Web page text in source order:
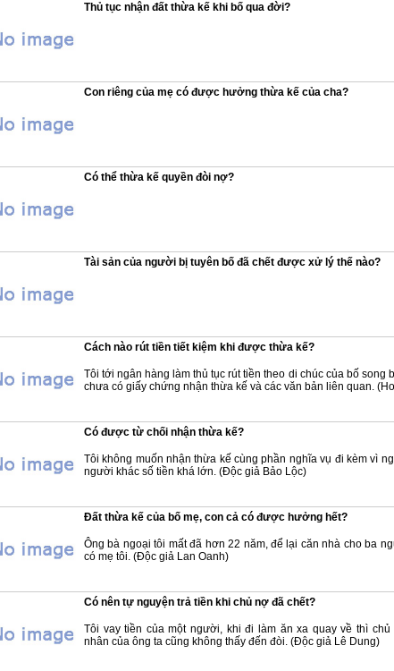
Thủ tục nhận đất thừa kế khi bố qua đời?
Con riêng của mẹ có được hưởng thừa kế của cha?
Có thể thừa kế quyền đòi nợ?
Tài sản của người bị tuyên bố đã chết được xử lý thế nào?
Cách nào rút tiền tiết kiệm khi được thừa kế?
Tôi tới ngân hàng làm thủ tục rút tiền theo di chúc của bố song
chưa có giấy chứng nhận thừa kế và các văn bản liên quan.
Có được từ chối nhận thừa kế?
Tôi không muốn nhận thừa kế cùng phần nghĩa vụ đi kèm vì
người khác số tiền khá lớn. (Độc giả Bảo Lộc)
Đất thừa kế của bố mẹ, con cả có được hưởng hết?
Ông bà ngoại tôi mất đã hơn 22 năm, để lại căn nhà cho ba
có mẹ tôi. (Độc giả Lan Oanh)
Có nên tự nguyện trả tiền khi chủ nợ đã chết?
Tôi vay tiền của một người, khi đi làm ăn xa quay về thì chủ
nhân của ông ta cũng không thấy đến đòi. (Độc giả Lê Dung)